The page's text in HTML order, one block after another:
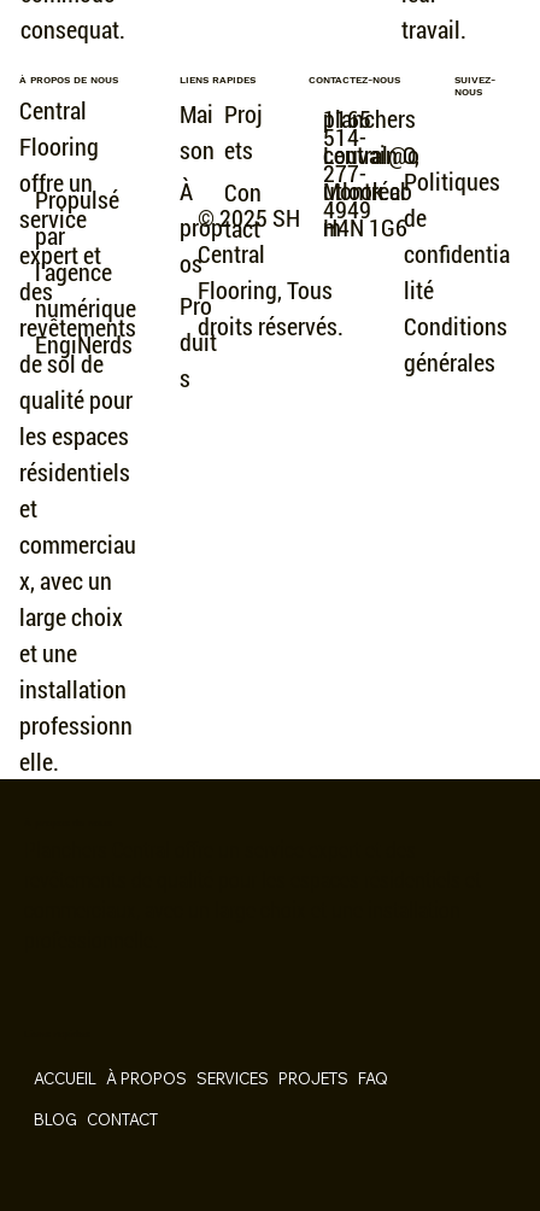
travail.
consequat.
© 2025 SH
Central
Flooring, Tous
droits réservés.
Propulsé
par
l'agence
numérique
EngiNerds
Politiques
de
confidentia
lité
Conditions
générales
À PROPOS DE NOUS
Central
Flooring
offre un
service
expert et
des
revêtements
de sol de
qualité pour
les espaces
résidentiels
et
commerciau
x, avec un
large choix
et une
installation
professionn
elle.
LIENS RAPIDES
Mai
son
À
prop
os
Pro
duit
s
Proj
ets
Con
tact
CONTACTEZ-NOUS
1165
Louvain O,
Montréal
H4N 1G6
514-
277-
4949
planchers
central@o
utlook.co
m
SUIVEZ-
NOUS
ACCUEIL À PROPOS SERVICES PROJETS FAQ
BLOG CONTACT